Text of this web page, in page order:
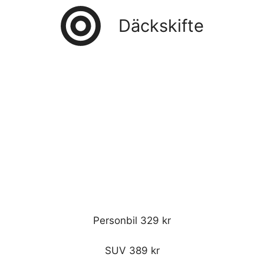
Däckskifte
Personbil 329 kr
SUV 389 kr